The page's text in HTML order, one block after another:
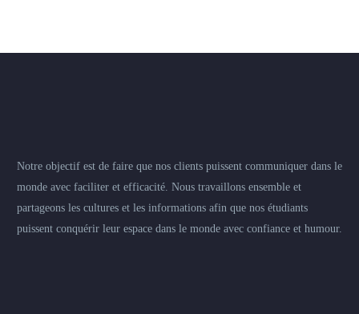
Notre objectif est de faire que nos clients puissent communiquer dans le
monde avec faciliter et efficacité. Nous travaillons ensemble et
partageons les cultures et les informations afin que nos étudiants
puissent conquérir leur espace dans le monde avec confiance et humour.